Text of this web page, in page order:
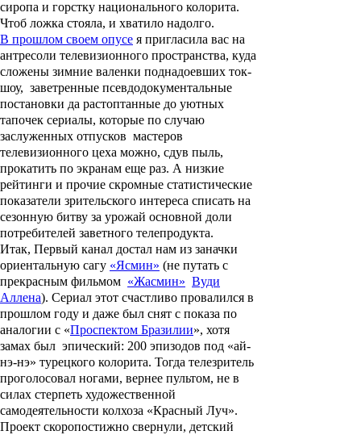
сиропа и горстку национального колорита.
Чтоб ложка стояла, и хватило надолго.
В прошлом своем опусе я пригласила вас на
антресоли телевизионного пространства, куда
сложены зимние валенки поднадоевших ток-
шоу, заветренные псевдодокументальные
постановки да растоптанные до уютных
тапочек сериалы, которые по случаю
заслуженных отпусков мастеров
телевизионного цеха можно, сдув пыль,
прокатить по экранам еще раз. А низкие
рейтинги и прочие скромные статистические
показатели зрительского интереса списать на
сезонную битву за урожай основной доли
потребителей заветного телепродукта.
Итак, Первый канал достал нам из заначки
ориентальную сагу «Ясмин» (не путать с
прекрасным фильмом «Жасмин» Вуди
Аллена). Сериал этот счастливо провалился в
прошлом году и даже был снят с показа по
аналогии с «Проспектом Бразилии», хотя
замах был эпический: 200 эпизодов под «ай-
нэ-нэ» турецкого колорита. Тогда телезритель
проголосовал ногами, вернее пультом, не в
силах стерпеть художественной
самодеятельности колхоза «Красный Луч».
Проект скоропостижно свернули, детский